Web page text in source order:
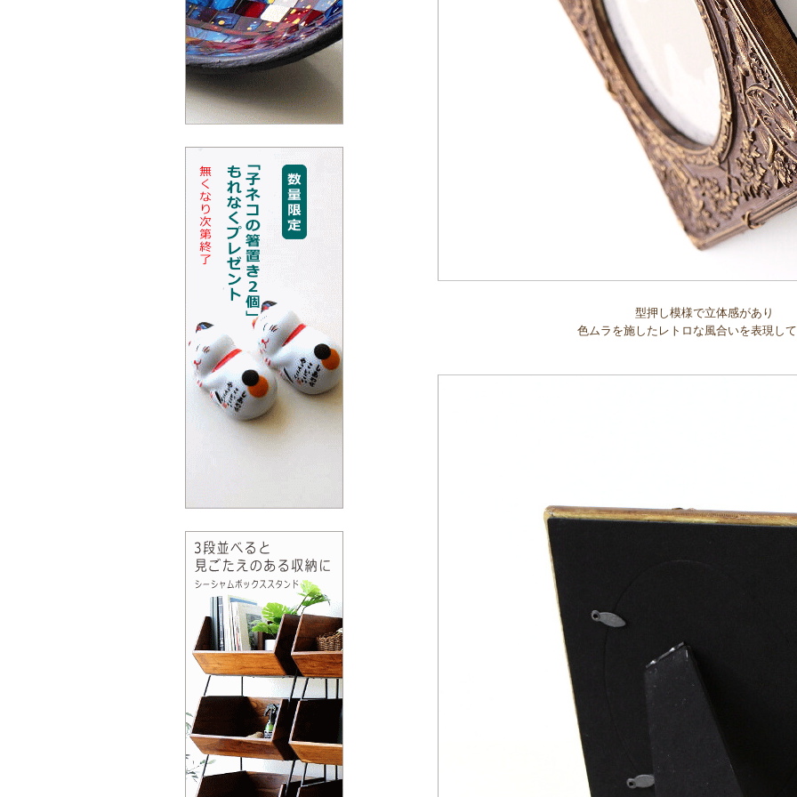
型押し模様で立体感があり
色ムラを施したレトロな風合いを表現し